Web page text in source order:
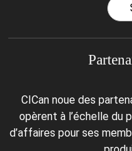
CICan noue des
opèrent à l’échelle du
d’affaires pour ses